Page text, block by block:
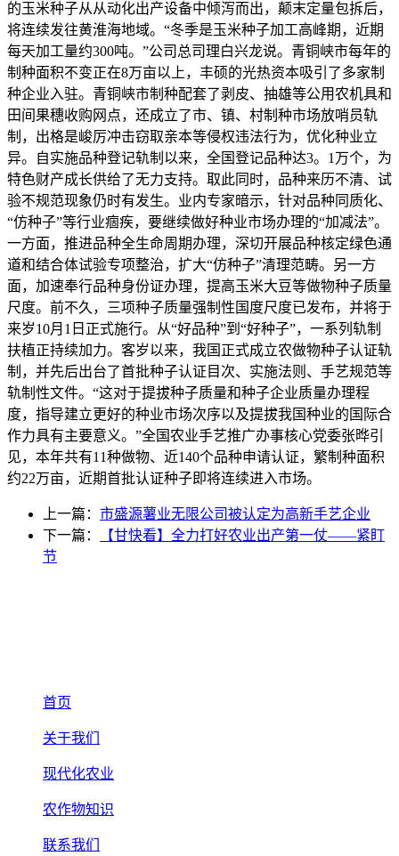
的玉米种子从从动化出产设备中倾泻而出，颠末定量包拆后，
将连续发往黄淮海地域。“冬季是玉米种子加工高峰期，近期
每天加工量约300吨。”公司总司理白兴龙说。青铜峡市每年的
制种面积不变正在8万亩以上，丰硕的光热资本吸引了多家制
种企业入驻。青铜峡市制种配套了剥皮、抽雄等公用农机具和
田间果穗收购网点，还成立了市、镇、村制种市场放哨员轨
制，出格是峻厉冲击窃取亲本等侵权违法行为，优化种业立
异。自实施品种登记轨制以来，全国登记品种达3。1万个，为
特色财产成长供给了无力支持。取此同时，品种来历不清、试
验不规范现象仍时有发生。业内专家暗示，针对品种同质化、
“仿种子”等行业痼疾，要继续做好种业市场办理的“加减法”。
一方面，推进品种全生命周期办理，深切开展品种核定绿色通
道和结合体试验专项整治，扩大“仿种子”清理范畴。另一方
面，加速奉行品种身份证办理，提高玉米大豆等做物种子质量
尺度。前不久，三项种子质量强制性国度尺度已发布，并将于
来岁10月1日正式施行。从“好品种”到“好种子”，一系列轨制
扶植正持续加力。客岁以来，我国正式成立农做物种子认证轨
制，并先后出台了首批种子认证目次、实施法则、手艺规范等
轨制性文件。“这对于提拔种子质量和种子企业质量办理程
度，指导建立更好的种业市场次序以及提拔我国种业的国际合
作力具有主要意义。”全国农业手艺推广办事核心党委张晔引
见，本年共有11种做物、近140个品种申请认证，繁制种面积
约22万亩，近期首批认证种子即将连续进入市场。
上一篇： 市盛源薯业无限公司被认定为高新手艺企业
下一篇：
【甘快看】全力打好农业出产第一仗——紧盯
节
首页
关于我们
现代化农业
农作物知识
联系我们